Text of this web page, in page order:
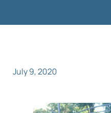
July 9, 2020